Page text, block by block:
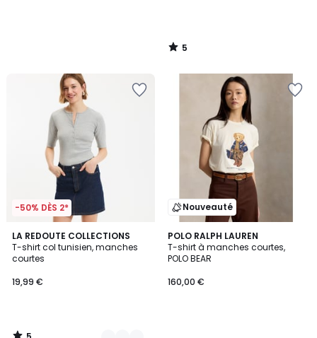
5
/
-50% DÈS 2*
LA REDOUTE COLLECTIONS
T-shirt col tunisien, manches
courtes
19,99 €
5
/
5
3
Couleurs
Nouveauté
POLO RALPH LAUREN
T-shirt à manches courtes,
POLO BEAR
160,00 €